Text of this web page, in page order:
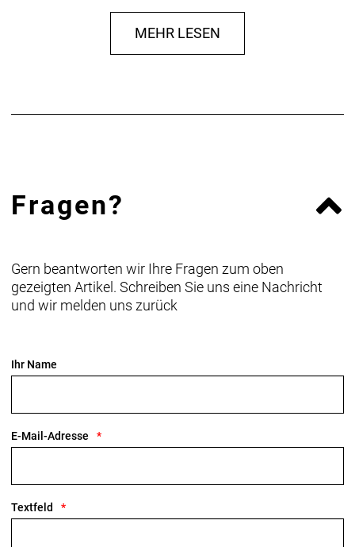
MEHR LESEN
Fragen?
Gern beantworten wir Ihre Fragen zum oben
gezeigten Artikel. Schreiben Sie uns eine Nachricht
und wir melden uns zurück
Ihr Name
E-Mail-Adresse
Textfeld